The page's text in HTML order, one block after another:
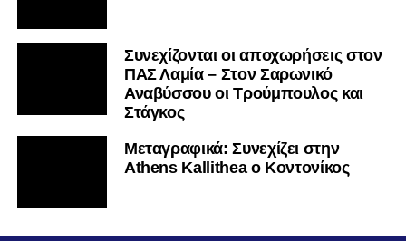
Συνεχίζονται οι αποχωρήσεις στον
ΠΑΣ Λαμία – Στον Σαρωνικό
Αναβύσσου οι Τρούμπουλος και
Στάγκος
Mεταγραφικά: Συνεχίζει στην
Athens Kallithea ο Κοντονίκος